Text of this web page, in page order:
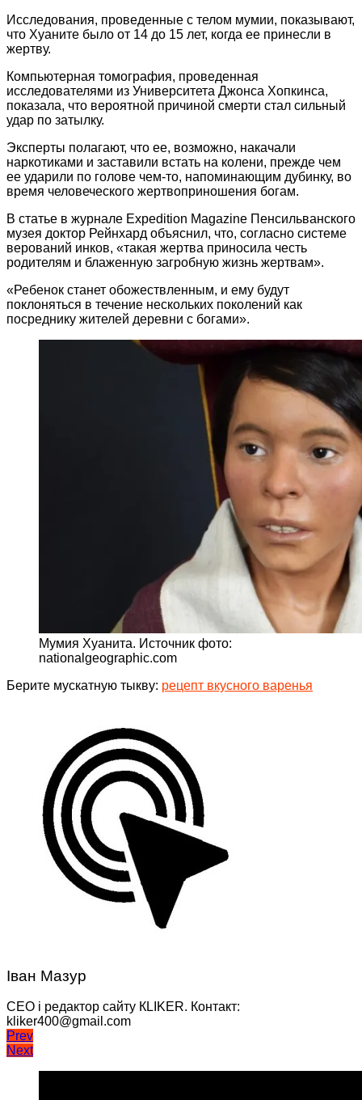
Исследования, проведенные с телом мумии, показывают,
что Хуаните было от 14 до 15 лет, когда ее принесли в
жертву.
Компьютерная томография, проведенная
исследователями из Университета Джонса Хопкинса,
показала, что вероятной причиной смерти стал сильный
удар по затылку.
Эксперты полагают, что ее, возможно, накачали
наркотиками и заставили встать на колени, прежде чем
ее ударили по голове чем-то, напоминающим дубинку, во
время человеческого жертвоприношения богам.
В статье в журнале Expedition Magazine Пенсильванского
музея доктор Рейнхард объяснил, что, согласно системе
верований инков, «такая жертва приносила честь
родителям и блаженную загробную жизнь жертвам».
«Ребенок станет обожествленным, и ему будут
поклоняться в течение нескольких поколений как
посреднику жителей деревни с богами».
Мумия Хуанита. Источник фото:
nationalgeographic.com
Берите мускатную тыкву: рецепт вкусного варенья
Іван Мазур
CEO і редактор сайту КLIKER. Контакт:
kliker400@gmail.com
Навігація
записів
Prev
Next